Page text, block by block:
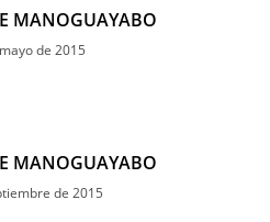
MANOGUAYABO
de 2015
MANOGUAYABO
de 2015